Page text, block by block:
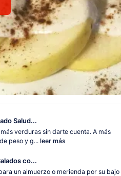
Salud...
verduras sin darte cuenta. A más
peso y g... leer más
co...
un almuerzo o merienda por su bajo